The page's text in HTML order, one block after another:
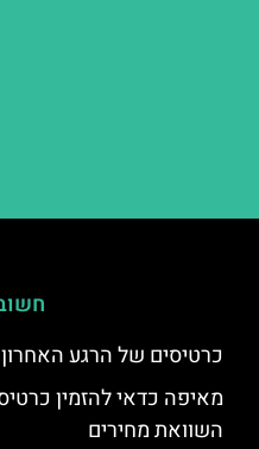
כרטיסים של הרגע
מאיפה כדאי להזמין
השוואת מחירים